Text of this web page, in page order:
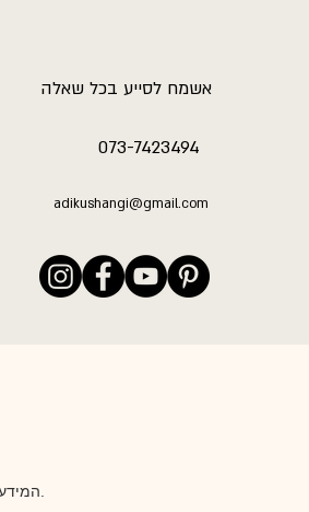
אשמח לסייע בכל שאלה
adikushangi@gmail.com